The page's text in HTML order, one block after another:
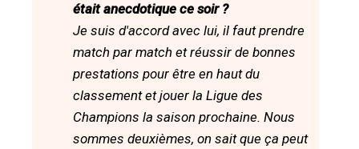
était anecdotique ce soir ?
Je suis d'accord avec lui, il faut prendre
match par match et réussir de bonnes
prestations pour être en haut du
classement et jouer la Ligue des
Champions la saison prochaine. Nous
sommes deuxièmes, on sait que ça peut